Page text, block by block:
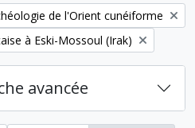
de l'Orient cunéiforme
à Eski-Mossoul (Irak)
avancée